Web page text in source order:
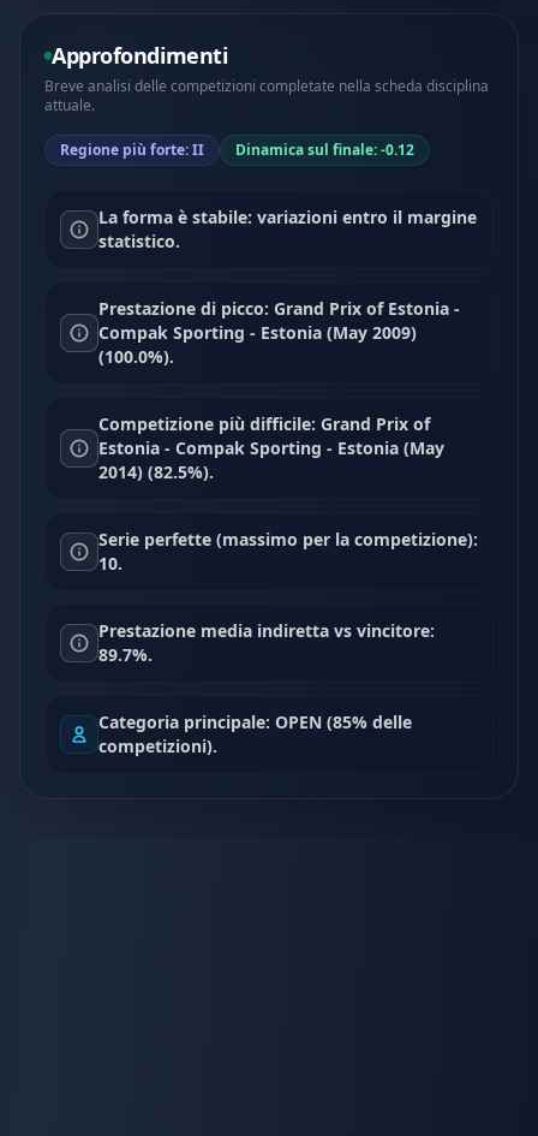
Approfondimenti
Breve analisi delle competizioni completate nella scheda disciplina
attuale.
Regione più forte: II Dinamica sul finale: -0.12
La forma è stabile: variazioni entro il margine
statistico.
Prestazione di picco: Grand Prix of Estonia -
Compak Sporting - Estonia (May 2009)
(100.0%).
Competizione più difficile: Grand Prix of
Estonia - Compak Sporting - Estonia (May
2014) (82.5%).
Serie perfette (massimo per la competizione):
10.
Prestazione media indiretta vs vincitore:
89.7%.
Categoria principale: OPEN (85% delle
competizioni).